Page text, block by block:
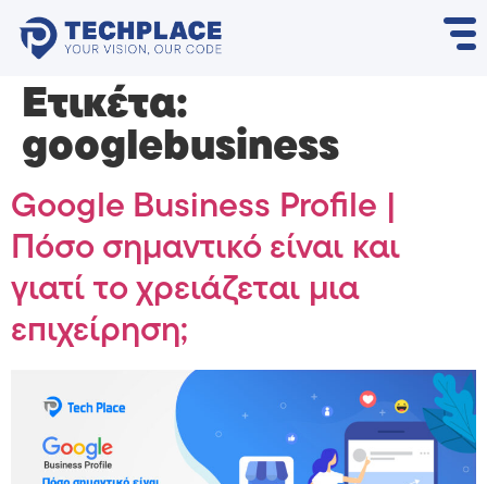
Ετικέτα:
googlebusiness
Google Business Profile |
Πόσο σημαντικό είναι και
γιατί το χρειάζεται μια
επιχείρηση;